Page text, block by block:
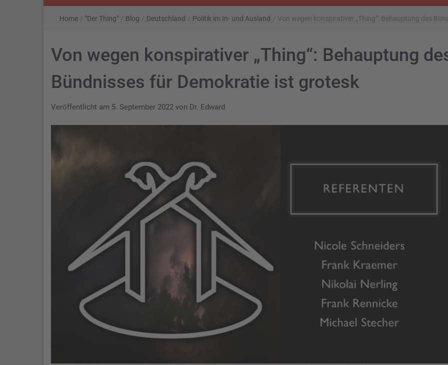
Home / "Der Thing" / Blog / Deutschland / Politik im In- und Ausland / Von wegen konspirativer „Thing“: Behauptung des
Von wegen konspirativer „Thing“: Behauptung
Bündnisses für Demokratie ist grotesk
Veröffentlicht am 5. September 2022 von Dr. Edward